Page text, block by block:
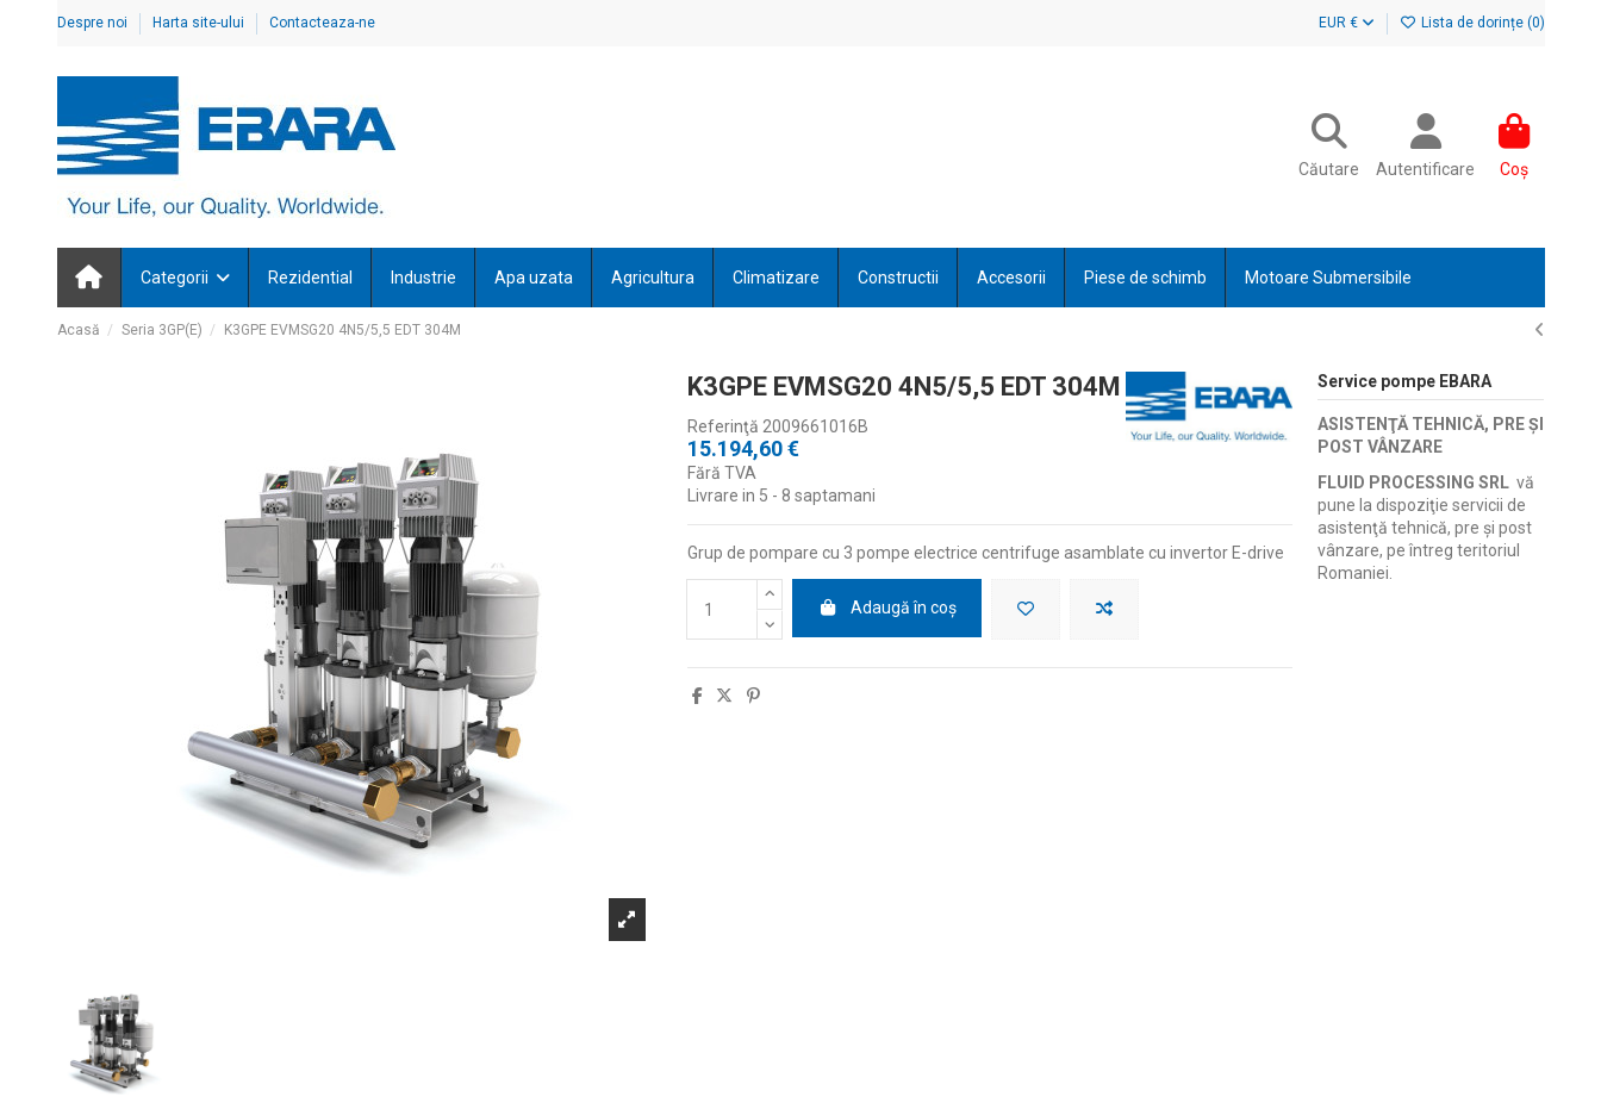
Despre noi Harta site-ului Contacteaza-ne EUR € Lista de dorințe (0)
Căutare Autentificare Coș
Categorii Rezidential Industrie Apa uzata Agricultura Climatizare Constructii Accesorii Piese de schimb Motoare Submersibile
Acasă Seria 3GP(E) K3GPE EVMSG20 4N5/5,5 EDT 304M
K3GPE EVMSG20 4N5/5,5 EDT 304M
Referinţă 2009661016B
15.194,60 €
Fără TVA
Livrare in 5 - 8 saptamani
Grup de pompare cu 3 pompe electrice centrifuge asamblate cu invertor E-drive
Adaugă în coș
Service pompe EBARA
ASISTENŢĂ TEHNICĂ, PRE ŞI
POST VÂNZARE
FLUID PROCESSING SRLvă
pune la dispoziţie servicii de
asistenţă tehnică, pre şi post
vânzare, pe întreg teritoriul
Romaniei.